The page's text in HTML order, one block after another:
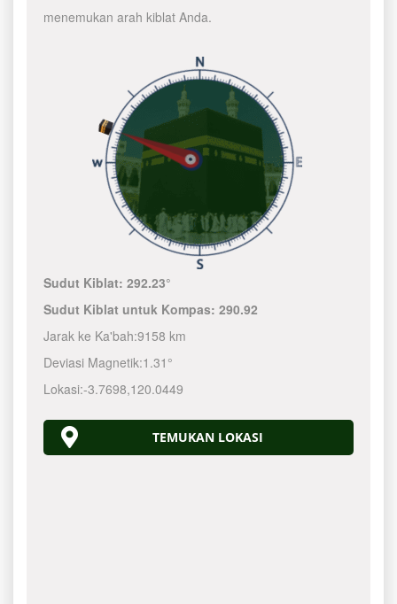
menemukan arah kiblat Anda.
Sudut Kiblat:292.23°
Sudut Kiblat untuk Kompas:290.92
Jarak ke Ka'bah:9158 km
Deviasi Magnetik:1.31°
Lokasi:-3.7698,120.0450
TEMUKAN LOKASI